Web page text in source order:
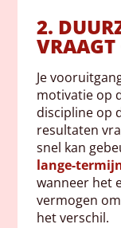
2.
VRAAGT
Je
motivatie op
discipline op
resultaten
snel kan
lange-
wanneer het
vermogen
het verschil.